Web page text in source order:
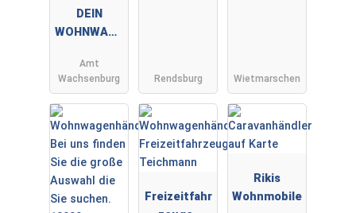
DEIN
WOHNWAGE
Müller ✅
WIR KAUFEN
DEINEN
WOHNWAGE
N ✅
Amt
Wachsenburg
Rendsburg Wietmarschen
Freizeitfahr
Rikis
Wohnmobile